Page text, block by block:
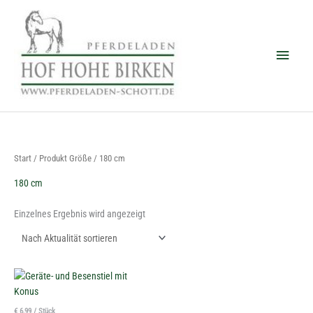
springen
Start / Produkt Größe / 180 cm
180 cm
Einzelnes Ergebnis wird angezeigt
€ 6,99 / Stück
Dieses